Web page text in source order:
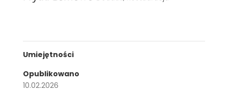
Umiejętności
Opublikowano
10.02.2026